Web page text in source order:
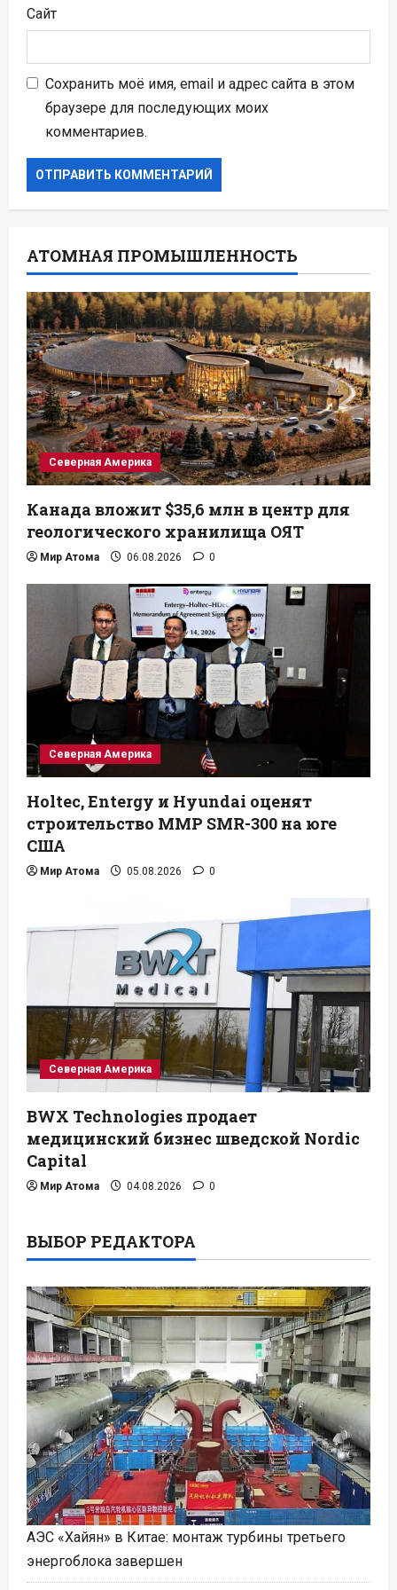
Сайт
Сохранить моё имя, email и адрес сайта в этом
браузере для последующих моих
комментариев.
АТОМНАЯ ПРОМЫШЛЕННОСТЬ
Северная Америка
Канада вложит $35,6 млн в центр для
геологического хранилища ОЯТ
Мир Атома 06.08.2026 0
Северная Америка
Holtec, Entergy и Hyundai оценят
строительство ММР SMR-300 на юге
США
Мир Атома 05.08.2026 0
Северная Америка
BWX Technologies продает
медицинский бизнес шведской Nordic
Capital
Мир Атома 04.08.2026 0
ВЫБОР РЕДАКТОРА
АЭС «Хайян» в Китае: монтаж турбины третьего
энергоблока завершен